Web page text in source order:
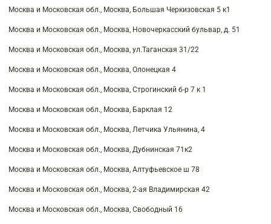
Москва и Московская обл., Москва, Большая Черкизовская 5 к1
Москва и Московская обл., Москва, Новочеркасский бульвар, д. 51
Москва и Московская обл., Москва, ул.Таганская 31/22
Москва и Московская обл., Москва, Олонецкая 4
Москва и Московская обл., Москва, Строгинский б-р 7 к 1
Москва и Московская обл., Москва, Барклая 12
Москва и Московская обл., Москва, Летчика Ульянина, 4
Москва и Московская обл., Москва, Дубнинская 71к2
Москва и Московская обл., Москва, Алтуфьевское ш 78
Москва и Московская обл., Москва, 2-ая Владимирская 42
Москва и Московская обл., Москва, Свободный 16